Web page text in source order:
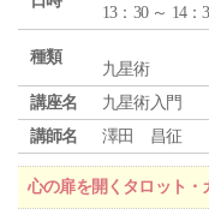
13：30 ～ 14：
種類
九星術
講座名
九星術入門
講師名
澤田 昌征
心の扉を開くタロット・